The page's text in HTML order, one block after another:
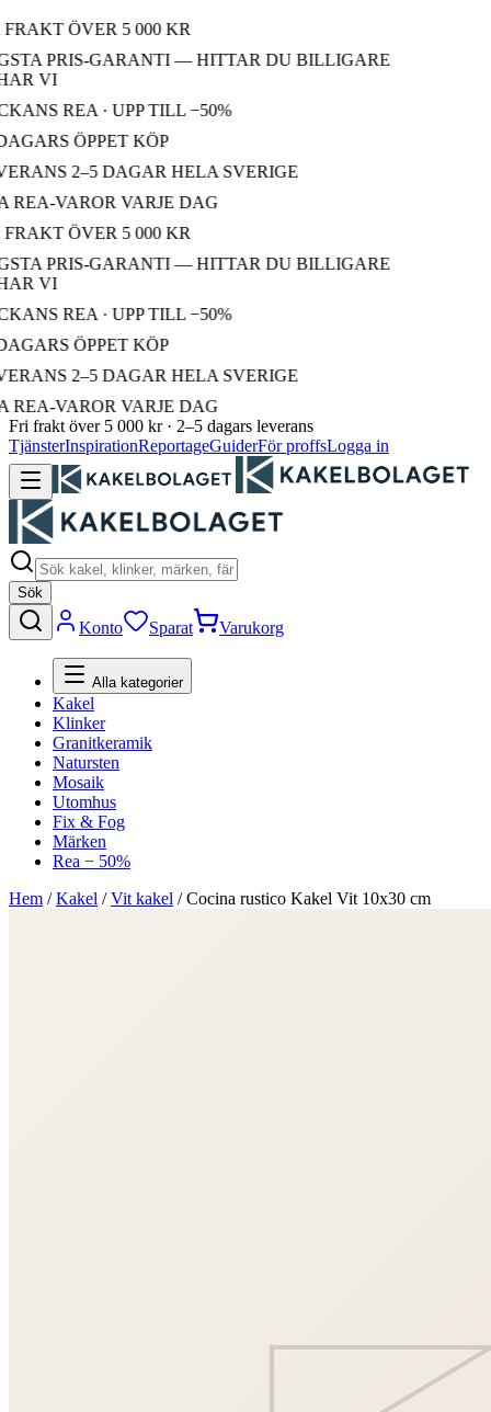
ÖVER 5 000 KR
PRIS-GARANTI — HITTAR DU BILLIGARE
VI
REA · UPP TILL −50%
ÖPPET KÖP
2–5 DAGAR HELA SVERIGE
REA-VAROR VARJE DAG
ÖVER 5 000 KR
PRIS-GARANTI — HITTAR DU BILLIGARE
VI
REA · UPP TILL −50%
ÖPPET KÖP
2–5 DAGAR HELA SVERIGE
REA-VAROR VARJE DAG
Fri frakt över 5 000 kr · 2–5 dagars leverans
TjänsterInspirationReportageGuiderFör proffsLogga in
Sök
Konto Sparat Varukorg
Alla kategorier
Kakel
Klinker
Granitkeramik
Natursten
Mosaik
Utomhus
Fix & Fog
Märken
Rea − 50%
Hem /Kakel /Vit kakel /Cocina rustico Kakel Vit 10x30 cm